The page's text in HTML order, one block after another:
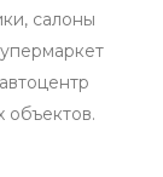
салоны
объектов.